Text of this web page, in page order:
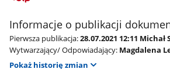
Informacje o publikacji
Pierwsza publikacja:28.07.2021 12:11 Michał
Wytwarzający/ Odpowiadający: Magdalena
Pokaż historię zmian